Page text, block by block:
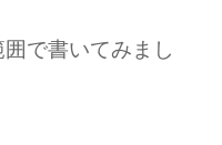
で書いてみまし